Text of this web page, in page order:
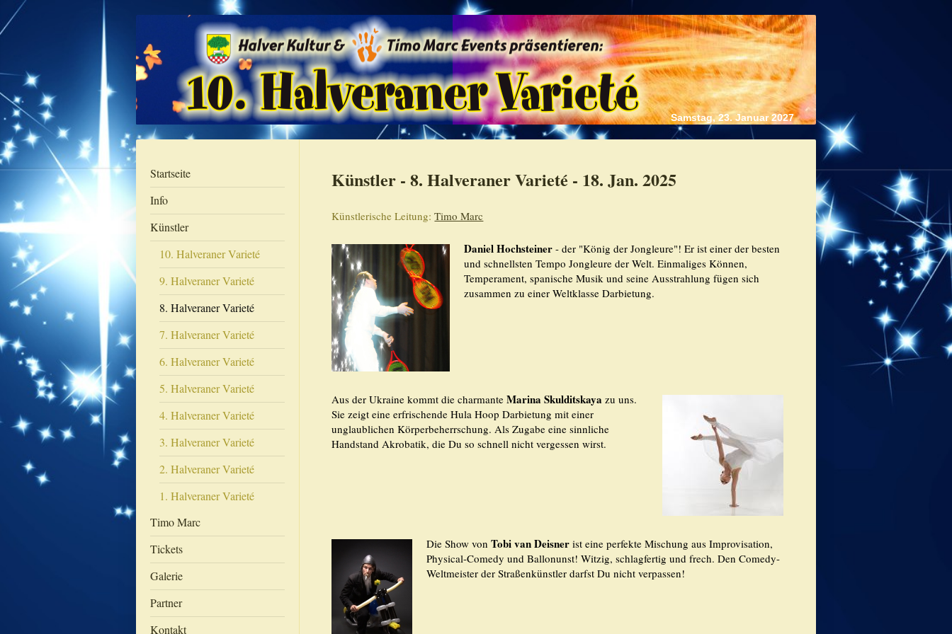
Samstag, 23. Januar 2027
Startseite
Info
Künstler
10. Halveraner Varieté
9. Halveraner Varieté
8. Halveraner Varieté
7. Halveraner Varieté
6. Halveraner Varieté
5. Halveraner Varieté
4. Halveraner Varieté
3. Halveraner Varieté
2. Halveraner Varieté
1. Halveraner Varieté
Timo Marc
Tickets
Galerie
Partner
Kontakt
Künstler - 8. Halveraner Varieté - 18. Jan. 2025
Künstlerische Leitung:Timo Marc
Daniel Hochsteiner - der "König der Jongleure"! Er ist einer der besten
und schnellsten Tempo Jongleure der Welt. Einmaliges Können,
Temperament, spanische Musik und seine Ausstrahlung fügen sich
zusammen zu einer Weltklasse Darbietung.
Aus der Ukraine kommt die charmanteMarina Skulditskaya zu uns.
Sie zeigt eine erfrischende Hula Hoop Darbietung mit einer
unglaublichen Körperbeherrschung. Als Zugabe eine sinnliche
Handstand Akrobatik, die Du so schnell nicht vergessen wirst.
Die Show vonTobi van Deisner ist eine perfekte Mischung aus Improvisation,
Physical-Comedy und Ballonunst! Witzig, schlagfertig und frech. Den Comedy-
Weltmeister der Straßenkünstler darfst Du nicht verpassen!